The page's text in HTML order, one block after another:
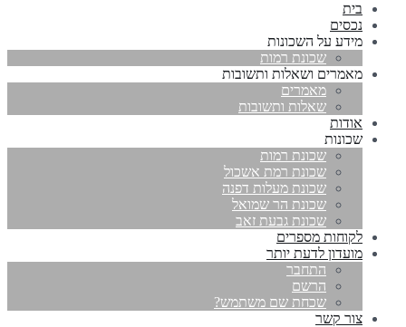
בית
נכסים
מידע על השכונות
שכונת רמות
מאמרים ושאלות ותשובות
מאמרים
שאלות ותשובות
אודות
שכונות
שכונת רמות
שכונת רמת אשכול
שכונת מעלות דפנה
שכונת הר שמואל
שכונת גבעת זאב
לקוחות מספרים
מועדון לדעת יותר
התחבר
הרשם
שכחת שם משתמש?
צור קשר